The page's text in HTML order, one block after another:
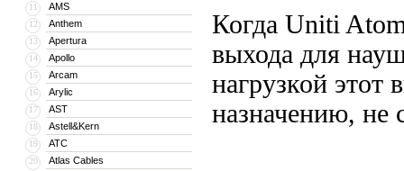
11 AMS
12 Anthem
13 Apertura
14 Apollo
15 Arcam
16 Arylic
17 AST
18 Astell&Kern
19 ATC
20 Atlas Cables
Когда Uniti
выхода для
нагрузкой этот
назначению, не